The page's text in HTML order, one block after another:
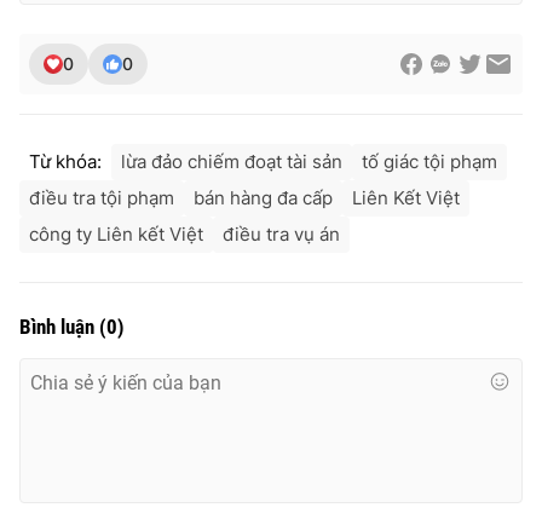
Theo dõi báo trên
Giấy phép hoạt động báo in và báo điện tử số 483/GP-BTTTT
0 0
Từ khóa: lừa đảo chiếm đoạt tài sản
tố giác tội phạm
điều tra tội phạm
bán hàng đa cấp
Liên Kết Việt
công ty Liên kết Việt
điều tra vụ án
Bình luận (0)